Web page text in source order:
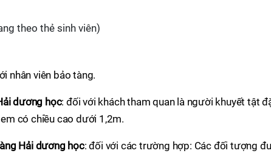
theo thẻ sinh viên)
nhân viên bảo tàng.
dương học: đối với khách tham quan là người khuyết tật
có chiều cao dưới 1,2m.
Hải dương học: đối với các trường hợp: Các đối tượng